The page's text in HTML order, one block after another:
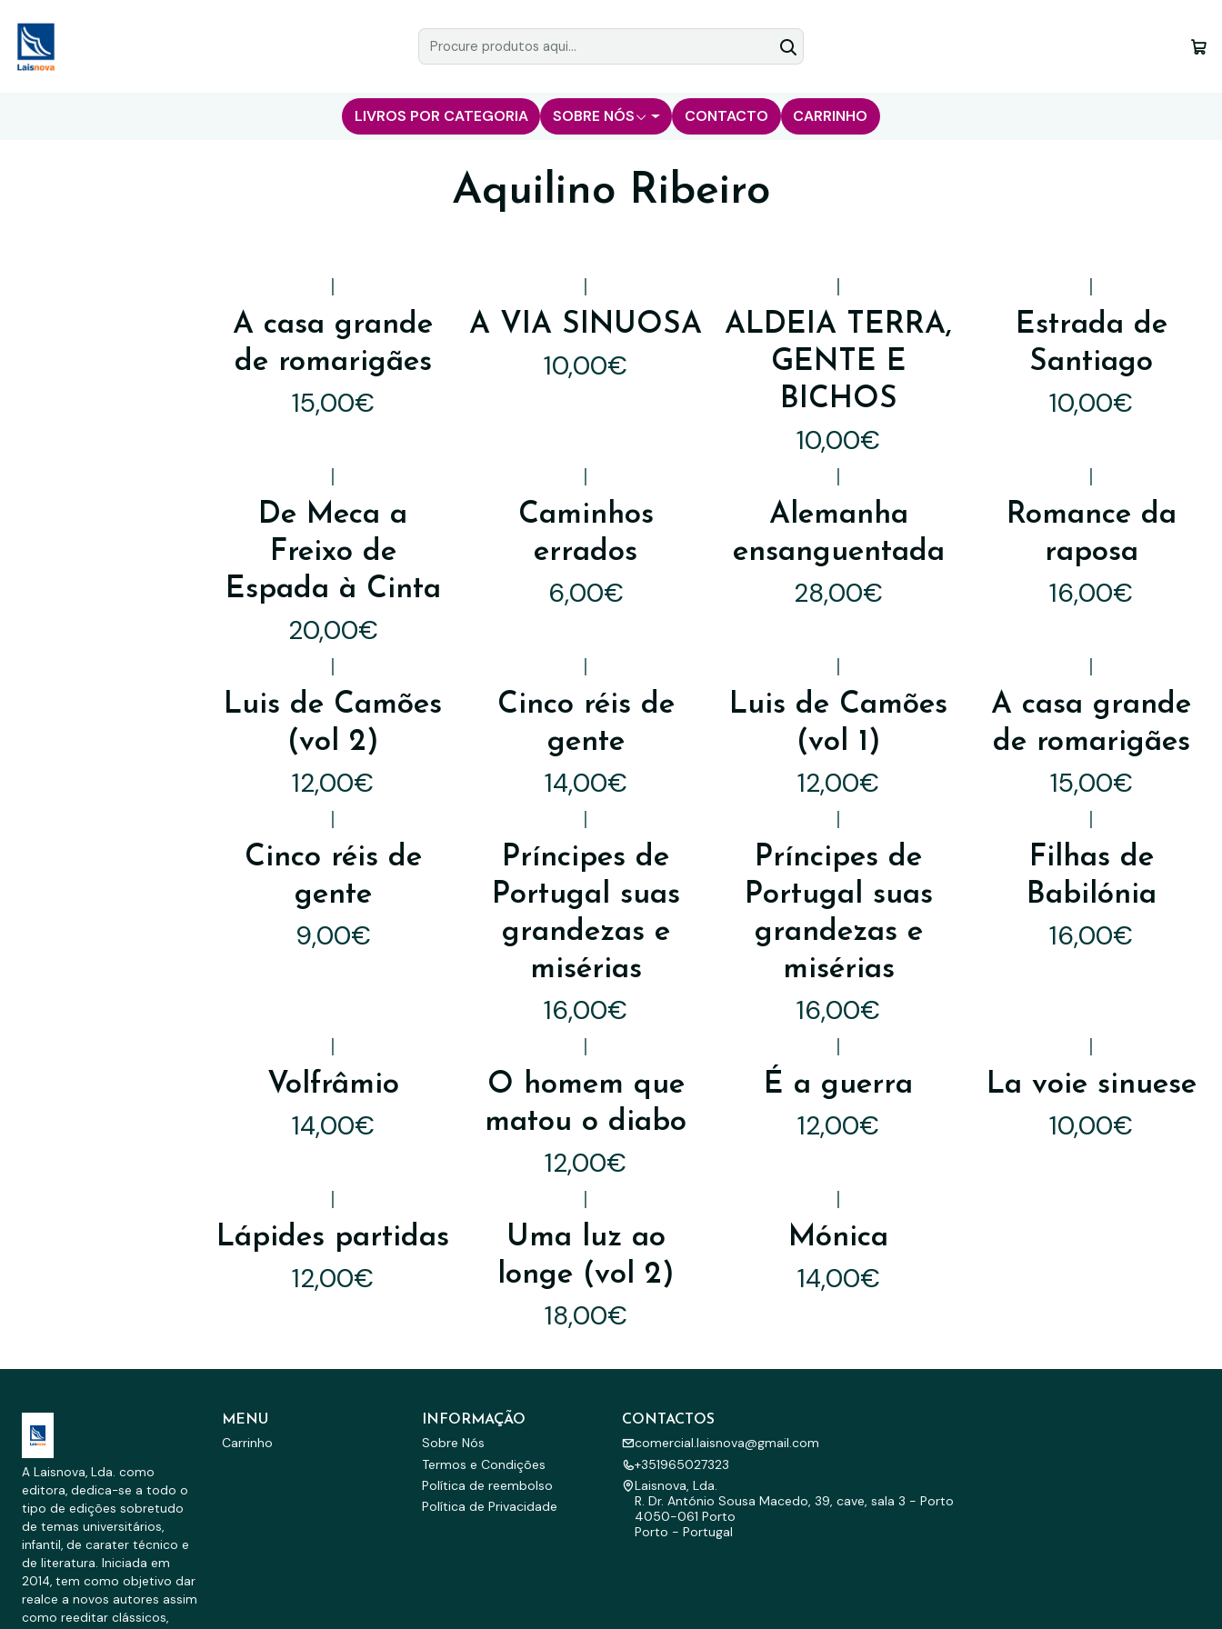
LIVROS POR CATEGORIA SOBRE NÓS CONTACTO CARRINHO
Aquilino Ribeiro
|
A casa grande
de romarigães
15,00€
|
A VIA SINUOSA
10,00€
|
ALDEIA TERRA,
GENTE E
BICHOS
10,00€
|
Estrada de
Santiago
10,00€
|
De Meca a
Freixo de
Espada à Cinta
20,00€
|
Caminhos
errados
6,00€
|
Alemanha
ensanguentada
28,00€
|
Romance da
raposa
16,00€
|
Luis de Camões
(vol 2)
12,00€
|
Cinco réis de
gente
14,00€
|
Luis de Camões
(vol 1)
12,00€
|
A casa grande
de romarigães
15,00€
|
Cinco réis de
gente
9,00€
|
Príncipes de
Portugal suas
grandezas e
misérias
16,00€
|
Príncipes de
Portugal suas
grandezas e
misérias
16,00€
|
Filhas de
Babilónia
16,00€
|
Volfrâmio
14,00€
|
O homem que
matou o diabo
12,00€
|
É a guerra
12,00€
|
La voie sinuese
10,00€
|
Lápides partidas
12,00€
|
Uma luz ao
longe (vol 2)
18,00€
|
Mónica
14,00€
A Laisnova, Lda. como
editora, dedica-se a todo o
tipo de edições sobretudo
de temas universitários,
infantil, de carater técnico e
de literatura. Iniciada em
2014, tem como objetivo dar
realce a novos autores assim
como reeditar clássicos,
MENU
Carrinho
INFORMAÇÃO
Sobre Nós
Termos e Condições
Política de reembolso
Política de Privacidade
CONTACTOS
comercial.laisnova@gmail.com
+351965027323
Laisnova, Lda.
R. Dr. António Sousa Macedo, 39, cave, sala 3 - Porto
4050-061 Porto
Porto - Portugal